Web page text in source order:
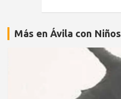
Más en Ávila con Niños